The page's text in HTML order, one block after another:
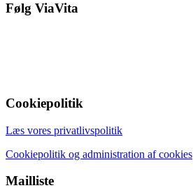
Følg ViaVita
Cookiepolitik
Læs vores privatlivspolitik
Cookiepolitik og administration af cookies
Mailliste